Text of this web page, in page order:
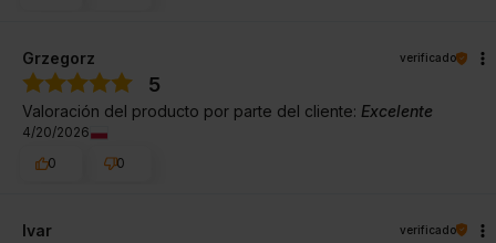
Grzegorz verificado
5
Valoración del producto por parte del cliente: Excelente
4/20/2026
0
0
Ivar verificado